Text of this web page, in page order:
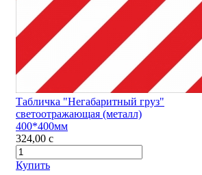
Табличка "Негабаритный груз"
светоотражающая (металл)
400*400мм
324,00 c
Купить